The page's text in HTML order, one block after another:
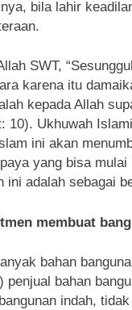
bila lahir
SWT,
karena itu
kepada Allah
10). Ukhuwah
ini akan
yang bisa
ini adalah sebagai
membuat
bahan
penjual bahan
indah,